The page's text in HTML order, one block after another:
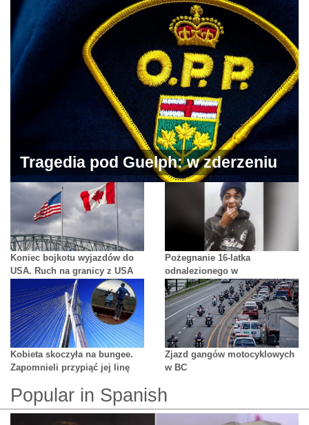
Tragedia pod Guelph: w zderzeniu
dwóch samochodów zginęło
pięcioro dzieci
Koniec bojkotu wyjazdów do
USA. Ruch na granicy z USA
ponownie rośnie
Pożegnanie 16-latka
odnalezionego w
Saskatchewan
Kobieta skoczyła na bungee.
Zapomnieli przypiąć jej linę
Zjazd gangów motocyklowych
w BC
Popular in Spanish